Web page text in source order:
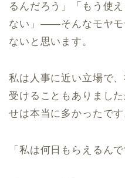
るんだろう」「もう使
ない」——そんなモヤモ
ないと思います。
私は人事に近い立場で
受けることもありまし
せは本当に多かったです
「私は何日もらえるんで